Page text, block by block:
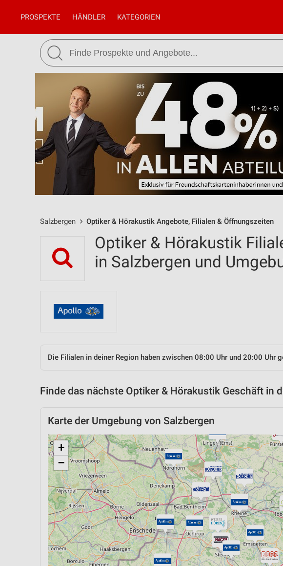
PROSPEKTE HÄNDLER KATEGORIEN
Salzbergen Optiker & Hörakustik Angebote, Filialen & Öffnungszeiten
Optiker & Hörakustik
in Salzbergen und
Die Filialen in deiner Region haben zwischen 08:00 Uhr und 20:00 Uhr
Finde das nächste Optiker & Hörakustik Geschäft in
Karte der Umgebung von Salzbergen
+
−